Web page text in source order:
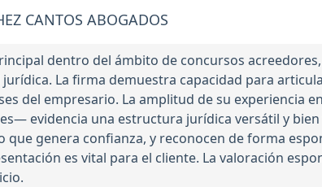
CANTOS ABOGADOS
dentro del ámbito de concursos
La firma demuestra capacidad para
del empresario. La amplitud de su experiencia
evidencia una estructura jurídica versátil y
genera confianza, y reconocen de forma
es vital para el cliente. La valoración